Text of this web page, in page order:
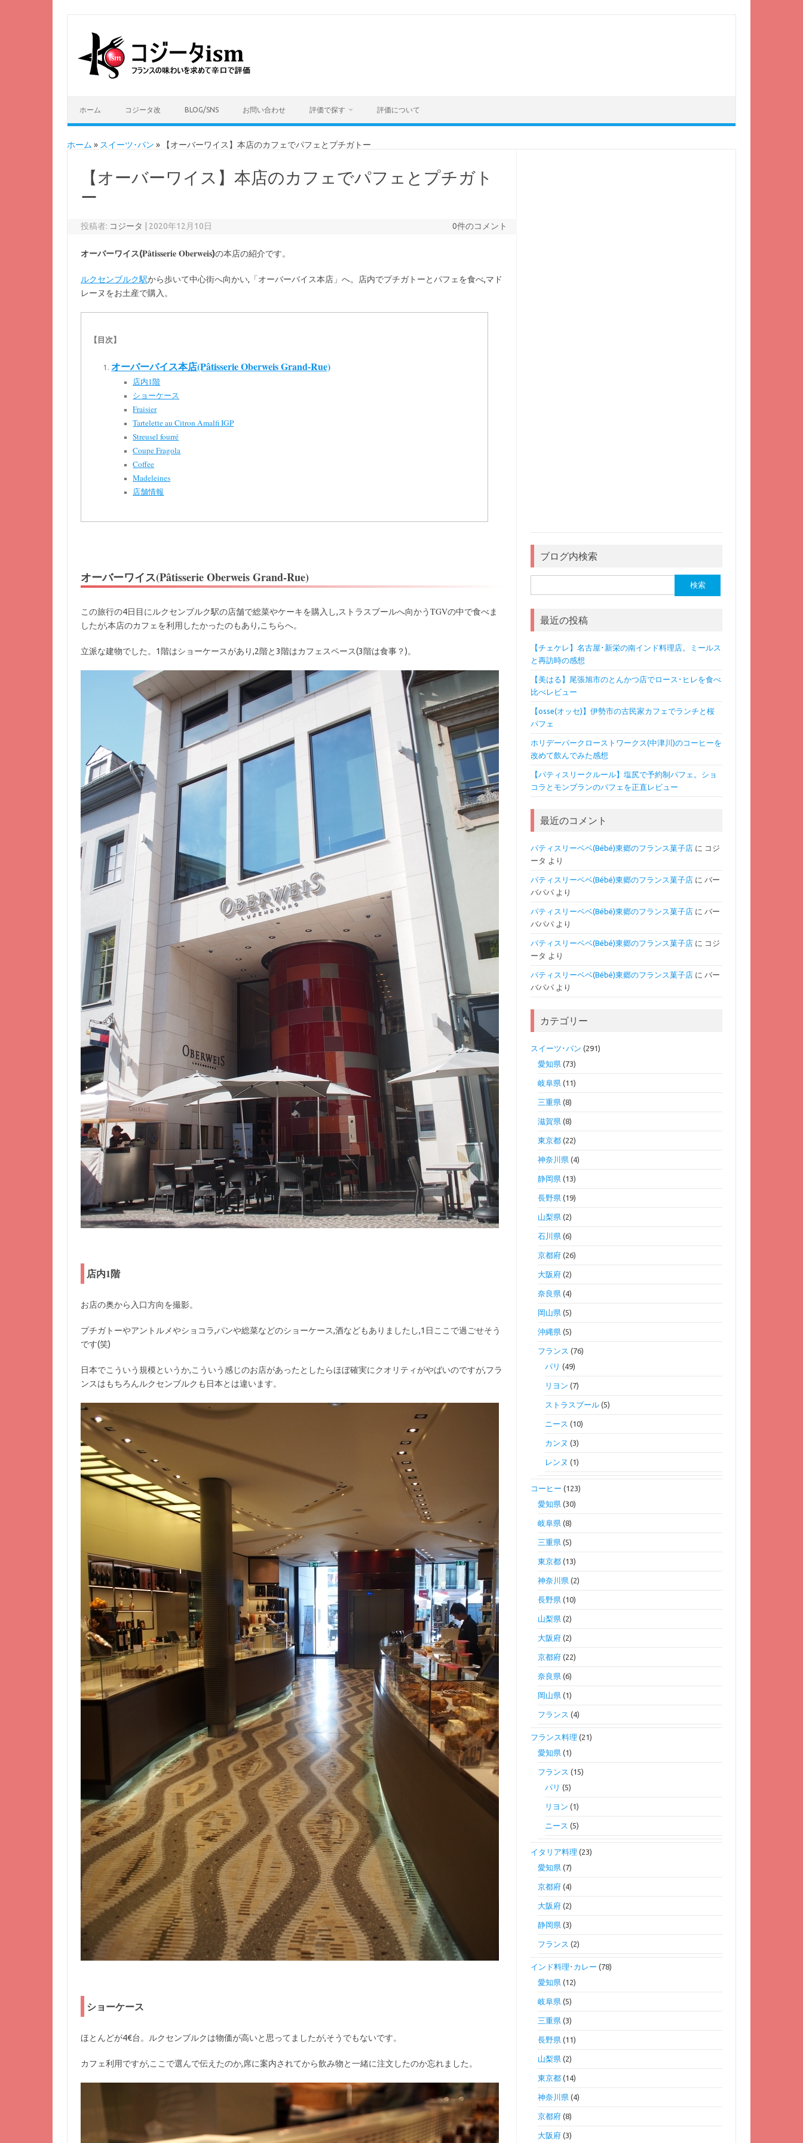
ホーム コジータ改 BLOG/SNS お問い合わせ 評価で探す 評価について
ホーム » スイーツ･パン » 【オーバーワイス】本店のカフェでパフェとプチガトー
【オーバーワイス】本店のカフェでパフェとプチガト
ー
投稿者: コジータ 2020年12月10日 0件のコメント
オーバーワイス(Pâtisserie Oberweis)の本店の紹介です。
ルクセンブルク駅から歩いて中心街へ向かい,「オーバーバイス本店」へ。店内でプチガトーとパフェを食べ,マド
レーヌをお土産で購入。
【目次】
オーバーバイス本店(Pâtisserie Oberweis Grand-Rue)
店内1階
ショーケース
Fraisier
Tartelette au Citron Amalfi IGP
Streusel fourré
Coupe Fragola
Coffee
Madeleines
店舗情報
オーバーワイス(Pâtisserie Oberweis Grand-Rue)
この旅行の4日目にルクセンブルク駅の店舗で総菜やケーキを購入し,ストラスブールへ向かうTGVの中で食べま
したが,本店のカフェを利用したかったのもあり,こちらへ。
立派な建物でした。1階はショーケースがあり,2階と3階はカフェスペース(3階は食事？)。
店内1階
お店の奥から入口方向を撮影。
プチガトーやアントルメやショコラ,パンや総菜などのショーケース,酒などもありましたし,1日ここで過ごせそう
です(笑)
日本でこういう規模というか,こういう感じのお店があったとしたらほぼ確実にクオリティがやばいのですが,フラ
ンスはもちろんルクセンブルクも日本とは違います。
ショーケース
ほとんどが4€台。ルクセンブルクは物価が高いと思ってましたが,そうでもないです。
カフェ利用ですが,ここで選んで伝えたのか,席に案内されてから飲み物と一緒に注文したのか忘れました。
ブログ内検索
索:
最近の投稿
【チェケレ】名古屋･新栄の南インド料理店。ミールス
と再訪時の感想
【美はる】尾張旭市のとんかつ店でロース･ヒレを食べ
比べレビュー
【osse(オッセ)】伊勢市の古民家カフェでランチと桜
パフェ
ホリデーパークローストワークス(中津川)のコーヒーを
改めて飲んでみた感想
【パティスリークルール】塩尻で予約制パフェ。ショ
コラとモンブランのパフェを正直レビュー
最近のコメント
パティスリーベベ(Bébé)東郷のフランス菓子店に コジ
ータ より
パティスリーベベ(Bébé)東郷のフランス菓子店に バー
バパパより
パティスリーベベ(Bébé)東郷のフランス菓子店に バー
バパパより
パティスリーベベ(Bébé)東郷のフランス菓子店に コジ
ータ より
パティスリーベベ(Bébé)東郷のフランス菓子店に バー
バパパより
カテゴリー
スイーツ･パン (291)
愛知県(73)
岐阜県(11)
三重県(8)
滋賀県(8)
東京都(22)
神奈川県(4)
静岡県(13)
長野県(19)
山梨県(2)
石川県(6)
京都府(26)
大阪府(2)
奈良県(4)
岡山県(5)
沖縄県(5)
フランス (76)
パリ (49)
リヨン (7)
ストラスブール(5)
ニース (10)
カンヌ (3)
レンヌ (1)
コーヒー (123)
愛知県(30)
岐阜県(8)
三重県(5)
東京都(13)
神奈川県(2)
長野県(10)
山梨県(2)
大阪府(2)
京都府(22)
奈良県(6)
岡山県(1)
フランス (4)
フランス料理 (21)
愛知県(1)
フランス (15)
パリ (5)
リヨン (1)
ニース (5)
イタリア料理 (23)
愛知県(7)
京都府(4)
大阪府(2)
静岡県(3)
フランス (2)
インド料理･カレー (78)
愛知県(12)
岐阜県(5)
三重県(3)
長野県(11)
山梨県(2)
東京都(14)
神奈川県(4)
京都府(8)
大阪府(3)